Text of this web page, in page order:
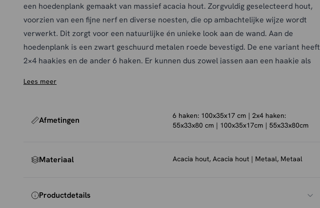
een hoedenplank gemaakt van massief acacia hout. Zorgvuldig geselecteerd hout,
voorzien van een fijne nerf en diverse noesten, die op ambachtelijke wijze wordt
verwerkt. Dit zorgt voor een natuurlijke én unieke look aan de wand. Aan de
hoedenplank is een zwart geschuurd metalen roede bevestigd. De ene variant heeft
2×4 haakjes en de ander 6 haken. Er kunnen dus zowel jassen aan een haakje als
bevestigingsogen aan de achterzijde, zodat de kapstok eenvoudig aan de wand kan
Lees meer
Afmetingen
6 haken: 100x35x17 cm | 2x4 haken:
55x33x80 cm | 100x35x17cm | 55x33x80cm
Materiaal Acacia hout, Acacia hout | Metaal, Metaal
Productdetails